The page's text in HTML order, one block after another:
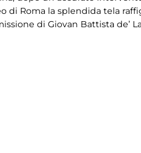
di Roma la splendida tela
di Giovan Battista de’